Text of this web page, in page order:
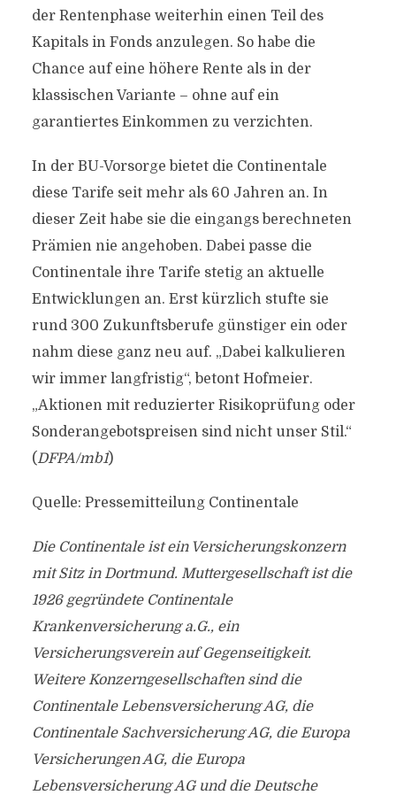
der Rentenphase weiterhin einen Teil des
Kapitals in Fonds anzulegen. So habe die
Chance auf eine höhere Rente als in der
klassischen Variante – ohne auf ein
garantiertes Einkommen zu verzichten.
In der BU-Vorsorge bietet die Continentale
diese Tarife seit mehr als 60 Jahren an. In
dieser Zeit habe sie die eingangs berechneten
Prämien nie angehoben. Dabei passe die
Continentale ihre Tarife stetig an aktuelle
Entwicklungen an. Erst kürzlich stufte sie
rund 300 Zukunftsberufe günstiger ein oder
nahm diese ganz neu auf. „Dabei kalkulieren
wir immer langfristig“, betont Hofmeier.
„Aktionen mit reduzierter Risikoprüfung oder
Sonderangebotspreisen sind nicht unser Stil.“
(DFPA/mb1)
Quelle: Pressemitteilung Continentale
Die Continentale ist ein Versicherungskonzern
mit Sitz in Dortmund. Muttergesellschaft ist die
1926 gegründete Continentale
Krankenversicherung a.G., ein
Versicherungsverein auf Gegenseitigkeit.
Weitere Konzerngesellschaften sind die
Continentale Lebensversicherung AG, die
Continentale Sachversicherung AG, die Europa
Versicherungen AG, die Europa
Lebensversicherung AG und die Deutsche